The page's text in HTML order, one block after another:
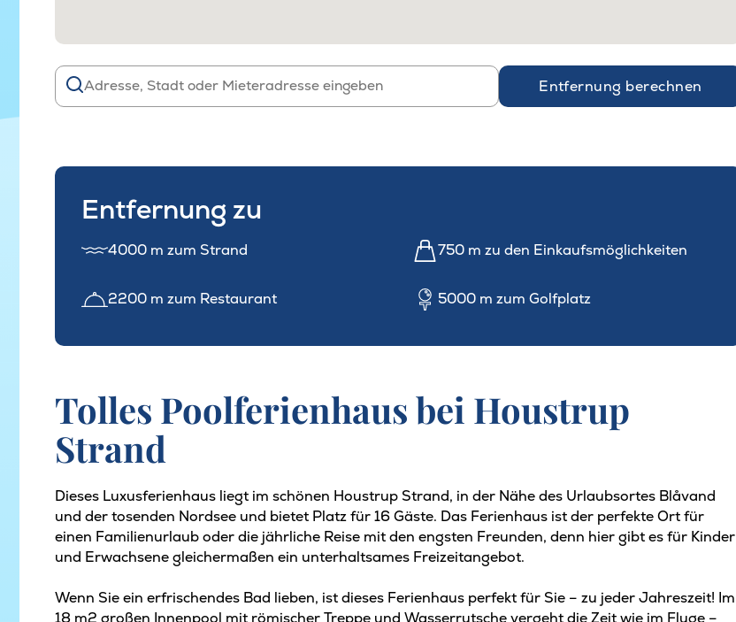
Entfernung berechnen
Entfernung zu
4000 m zum Strand 750 m zu den Einkaufsmöglichkeiten
2200 m zum Restaurant 5000 m zum Golfplatz
Tolles Poolferienhaus bei Houstrup
Strand
Dieses Luxusferienhaus liegt im schönen Houstrup Strand, in der Nähe des Urlaubsortes Blåvand
und der tosenden Nordsee und bietet Platz für 16 Gäste. Das Ferienhaus ist der perfekte Ort für
einen Familienurlaub oder die jährliche Reise mit den engsten Freunden, denn hier gibt es für Kinder
und Erwachsene gleichermaßen ein unterhaltsames Freizeitangebot.
Wenn Sie ein erfrischendes Bad lieben, ist dieses Ferienhaus perfekt für Sie – zu jeder Jahreszeit! Im
18 m2 großen Innenpool mit römischer Treppe und Wasserrutsche vergeht die Zeit wie im Fluge –